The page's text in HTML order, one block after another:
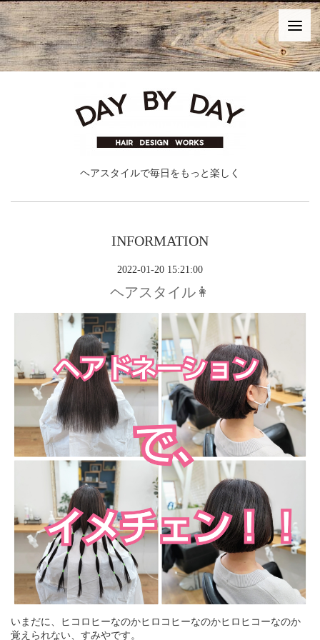
ヘアスタイルで毎日をもっと楽しく
INFORMATION
2022-01-20 15:21:00
ヘアスタイル👩
いまだに、ヒコロヒーなのかヒロコヒーなのかヒロヒコーなのか
覚えられない、すみやです。